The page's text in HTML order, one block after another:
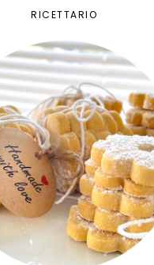
RICETTARIO